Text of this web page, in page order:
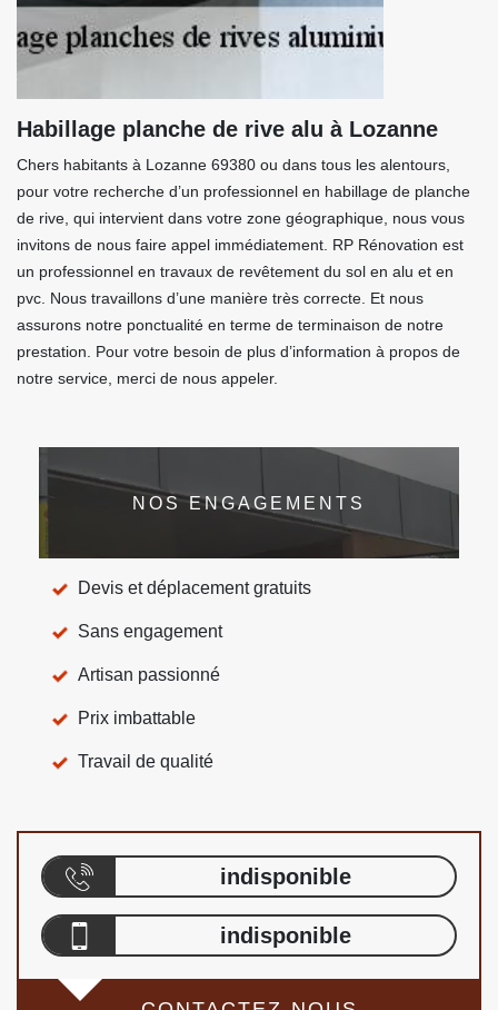
Habillage planche de rive alu à Lozanne
Chers habitants à Lozanne 69380 ou dans tous les alentours,
pour votre recherche d’un professionnel en habillage de planche
de rive, qui intervient dans votre zone géographique, nous vous
invitons de nous faire appel immédiatement. RP Rénovation est
un professionnel en travaux de revêtement du sol en alu et en
pvc. Nous travaillons d’une manière très correcte. Et nous
assurons notre ponctualité en terme de terminaison de notre
prestation. Pour votre besoin de plus d’information à propos de
notre service, merci de nous appeler.
NOS ENGAGEMENTS
Devis et déplacement gratuits
Sans engagement
Artisan passionné
Prix imbattable
Travail de qualité
indisponible
indisponible